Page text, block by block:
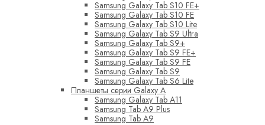
Samsung Galaxy Tab S10 FE+
Samsung Galaxy Tab S10 FE
Samsung Galaxy Tab S10 Lite
Samsung Galaxy Tab S9 Ultra
Samsung Galaxy Tab S9+
Samsung Galaxy Tab S9 FE+
Samsung Galaxy Tab S9 FE
Samsung Galaxy Tab S9
Samsung Galaxy Tab S6 Lite
Планшеты серии Galaxy A
Samsung Galaxy Tab A11
Samsung Tab A9 Plus
Samsung Tab A9